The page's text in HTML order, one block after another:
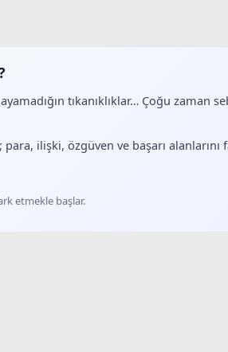
tıkanıklıklar… Çoğu zaman
ilişki, özgüven ve başarı
etmekle başlar.